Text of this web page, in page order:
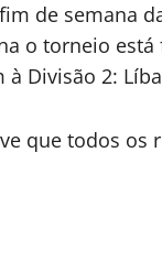
de semana
o torneio
Divisão 2:
que todos